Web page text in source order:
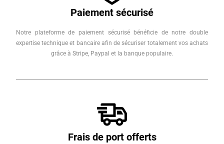
Paiement sécurisé
Notre plateforme de paiement sécurisé bénéficie de notre double
expertise technique et bancaire afin de sécuriser totalement vos achats
grâce à Stripe, Paypal et la banque populaire.
Frais de port offerts